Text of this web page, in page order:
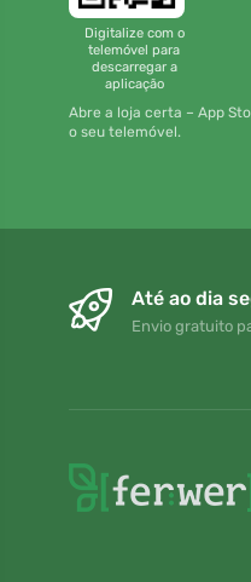
Digitalize com o
telemóvel para
descarregar a
aplicação
Abre a loja certa – App
o seu telemóvel.
Até ao dia
Envio gratuito